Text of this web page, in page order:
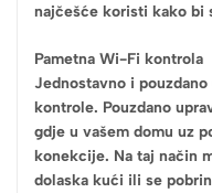
najčešće koristi kako bi
Pametna Wi-Fi kontrola
Jednostavno i
kontrole. Pouzdano
gdje u vašem domu uz
konekcije. Na taj način
dolaska kući ili se